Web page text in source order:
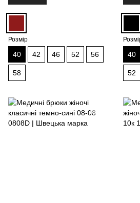
Розмір
40 42 46 52 56
58
40
52